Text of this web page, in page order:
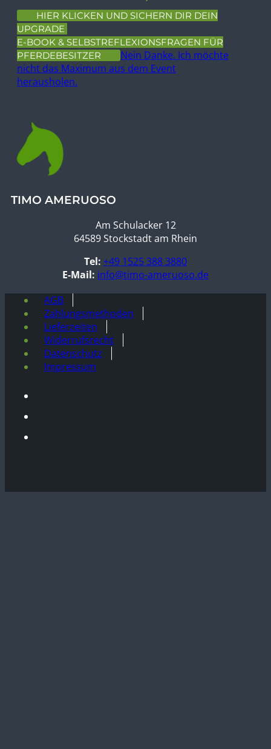
HIER KLICKEN UND SICHERN DIR DEIN
UPGRADE
E-BOOK & SELBSTREFLEXIONSFRAGEN FÜR
PFERDEBESITZER
Nein Danke. Ich möchte
nicht das Maximum aus dem Event
herausholen.
TIMO AMERUOSO
Am Schulacker 12
64589 Stockstadt am Rhein
Tel: +49 1525 388 3880
E-Mail: info@timo-ameruoso.de
AGB
Zahlungsmethoden
Lieferzeiten
Widerrufsrecht
Datenschutz
Impressum